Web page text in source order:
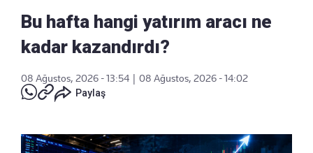
Bu hafta hangi yatırım aracı ne
kadar kazandırdı?
08 Ağustos, 2026 - 13:54
08 Ağustos, 2026 - 14:02
Paylaş